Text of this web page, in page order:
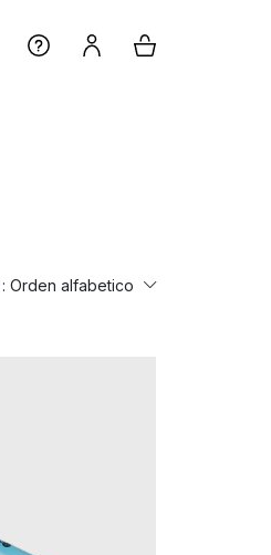
: Orden alfabetico